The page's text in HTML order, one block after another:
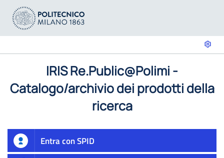
IRIS Re.Public@Polimi -
Catalogo/archivio dei prodotti della
ricerca
Entra con SPID